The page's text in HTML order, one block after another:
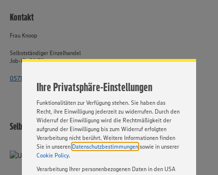
Ihre Privatsphäre-Einstellungen
Inhalte anzubieten. Ihre Einwilligung in die Nutzung von
Cookies und anderer Technologien ist freiwillig und kann
„EINSTELLUNGEN ÄNDERN”. Bitte beachten Sie, dass auf
Basis Ihrer Einstellungen ggf. nicht mehr alle
Funktionalitäten zur Verfügung stehen. Sie haben das
Recht, ihre Einwilligung jederzeit zu widerrufen. Durch den
Widerruf der Einwilligung wird die Rechtmäßigkeit der
aufgrund der Einwilligung bis zum Widerruf erfolgten
Verarbeitung nicht berührt. Weitere Informationen finden
Sie in unseren Datenschutzbestimmungen sowie in unserer
Cookie Policy.
Verarbeitung Ihrer personenbezogenen Daten in den USA
Kontakt
Frau Knoop
Selbstständiger Einzelhandel
Job-ID: 59178
0571 - 802 2141
Selbstständiger Einzelhandel